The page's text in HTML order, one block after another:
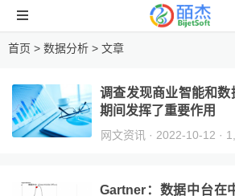
首页 > 数据分析 > 文章
调查发现商业智能和
期间发挥了重要作用
网文资讯 · 2022-10-12 ·
Gartner：数据中台在